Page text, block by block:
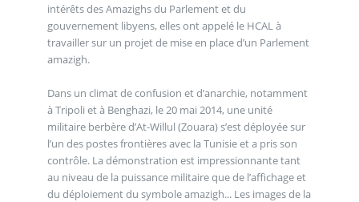
intérêts des Amazighs du Parlement et du
gouvernement libyens, elles ont appelé le HCAL à
travailler sur un projet de mise en place d’un Parlement
amazigh.
Dans un climat de confusion et d’anarchie, notamment
à Tripoli et à Benghazi, le 20 mai 2014, une unité
militaire berbère d’At-Willul (Zouara) s’est déployée sur
l’un des postes frontières avec la Tunisie et a pris son
contrôle. La démonstration est impressionnante tant
au niveau de la puissance militaire que de l’affichage et
du déploiement du symbole amazigh... Les images de la